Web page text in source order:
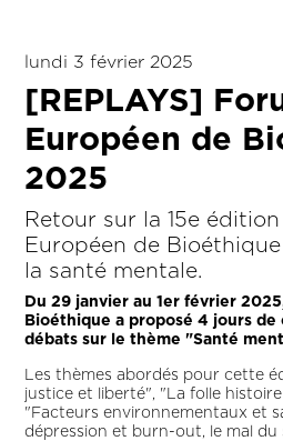
lundi 3 février 2025
[REPLAYS]
Européen de
2025
Retour sur la 15e
Européen de
la santé mentale.
Du 29 janvier au 1er février
Bioéthique a proposé 4 jours
débats sur le thème "Santé
Les thèmes abordés pour cette
justice et liberté", "La folle
"Facteurs environnementaux et
dépression et burn-out, le mal du